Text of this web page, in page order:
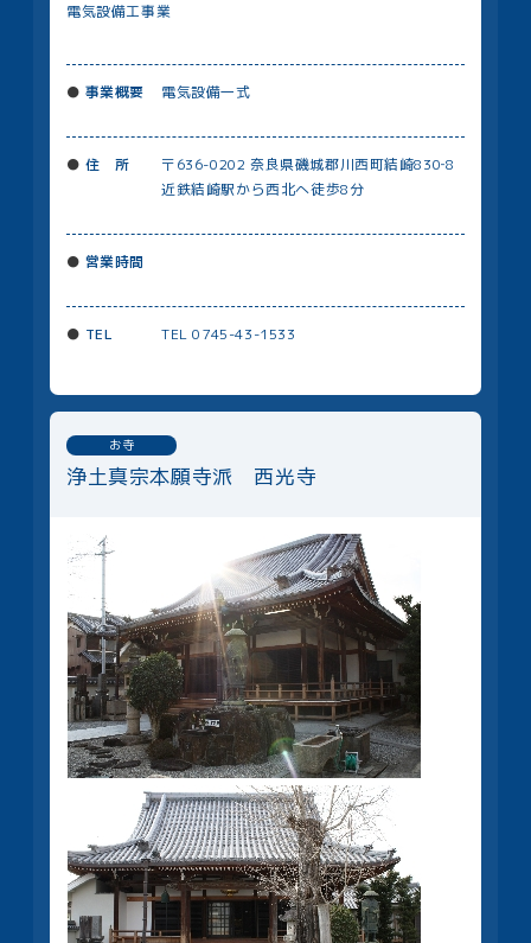
電気設備工事業
事業概要 電気設備一式
住 所
〒636-0202 奈良県磯城郡川⻄町結崎830‐8
近鉄結崎駅から西北へ徒歩8分
営業時間
TEL TEL 0745-43-1533
浄土真宗本願寺派 西光寺
お寺